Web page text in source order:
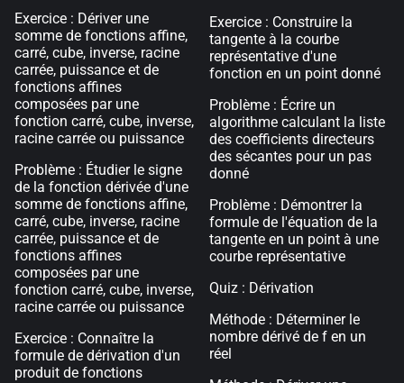
Exercice : Dériver une
somme de fonctions affine,
carré, cube, inverse, racine
carrée, puissance et de
fonctions affines
composées par une
fonction carré, cube, inverse,
racine carrée ou puissance
Problème : Étudier le signe
de la fonction dérivée d'une
somme de fonctions affine,
carré, cube, inverse, racine
carrée, puissance et de
fonctions affines
composées par une
fonction carré, cube, inverse,
racine carrée ou puissance
Exercice : Connaître la
formule de dérivation d'un
produit de fonctions
Exercice : Construire la
tangente à la courbe
représentative d'une
fonction en un point donné
Problème : Écrire un
algorithme calculant la liste
des coefficients directeurs
des sécantes pour un pas
donné
Problème : Démontrer la
formule de l'équation de la
tangente en un point à une
courbe représentative
Quiz : Dérivation
Méthode : Déterminer le
nombre dérivé de f en un
réel